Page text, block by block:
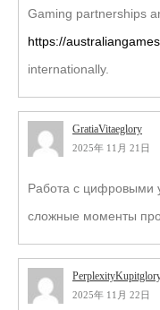
Gaming partnerships
https://
internationally.
GratiaVitaeglory
2025年 11月 21日
Работа с цифровыми
сложные моменты
2025年 11月 22日